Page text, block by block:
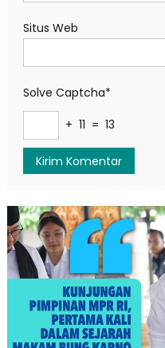
Situs Web
Solve Captcha*
+ 11 = 13